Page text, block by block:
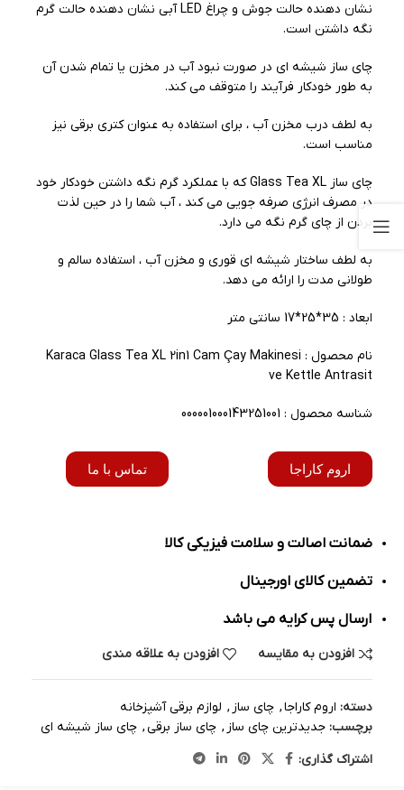
نشان دهنده حالت جوش و چراغ LED آبی نشان دهنده حالت گرم
نگه داشتن است.
چای ساز شیشه ای در صورت نبود آب در مخزن یا تمام شدن آن
به طور خودکار فرآیند را متوقف می کند.
به لطف درب مخزن آب ، برای استفاده به عنوان کتری برقی نیز
مناسب است.
چای ساز Glass Tea XL که با عملکرد گرم نگه داشتن خودکار خود
در مصرف انرژی صرفه جویی می کند ، آب شما را در حین لذت
بردن از چای گرم نگه می دارد.
به لطف ساختار شیشه ای قوری و مخزن آب ، استفاده سالم و
طولانی مدت را ارائه می دهد.
ابعاد : 35*25*17 سانتی متر
نام محصول : Karaca Glass Tea XL 2in1 Cam Çay Makinesi
ve Kettle Antrasit
شناسه محصول : 000001000143251001
اروم کاراجا تماس با ما
ضمانت اصالت و سلامت فیزیکی کالا
تضمین کالای اورجینال
ارسال پس کرایه می باشد
افزودن به مقایسه افزودن به علاقه مندی
دسته: اروم کاراجا, چای ساز , لوازم برقی آشپزخانه
برچسب: جدیدترین چای ساز , چای ساز برقی, چای ساز شیشه ای
اشتراک گذاری: